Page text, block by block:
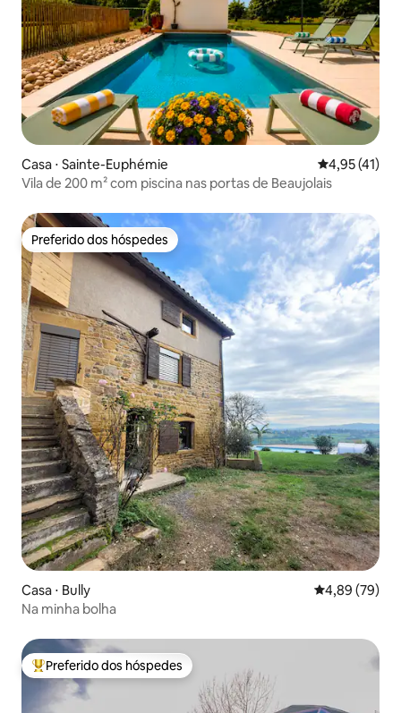
Casa ⋅ Sainte-Euphémie 4,95 de uma
4,95 (41)
Vila de 200 m² com piscina nas portas de Beaujolais
Preferido dos hóspedes
Preferido dos hóspedes
Casa ⋅ Bully 4,89 de uma
4,89 (79)
Na minha bolha
Entre os melhores preferidos dos hóspedes
Preferido dos hóspedes